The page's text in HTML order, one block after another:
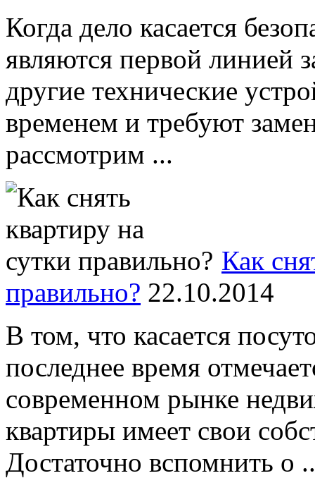
Когда дело касается
являются первой
другие технические
временем и требуют
рассмотрим ...
Как
правильно? 22.10.2014
В том, что касается
последнее время
современном рынке
квартиры имеет свои
Достаточно вспомнить о